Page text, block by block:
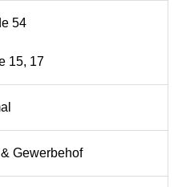
54
15, 17
Gewerbehof